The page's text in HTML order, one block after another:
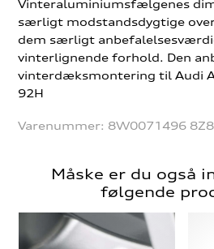
Vinteraluminiumsfælgenes
særligt modstandsdygtige
dem særligt
vinterlignende forhold. Den
vinterdæksmontering til Audi
92H
Varenummer: 8W0071496 8Z8
Måske er du også
følgende